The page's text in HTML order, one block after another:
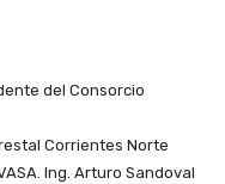
del Consorcio
Corrientes Norte
Ing. Arturo Sandoval